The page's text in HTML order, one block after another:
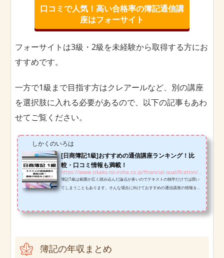
口コミで人気！高い合格率の簿記通信講
座はフォーサイト
フォーサイトは3級・2級を未経験から取得する方にお
すすめです。
一方で1級まで目指す方はクレアールなど、別の講座
を選択肢に入れる必要があるので、以下の記事もあわ
せてご覧ください。
しかくのいろは
[日商簿記1級]おすすめの通信講座ランキング！比
較・口コミ情報も満載！
https://www.sikaku-no-iroha.co.jp/financial-qualification/n1/correspondence-course-n1
簿記1級は範囲が広く踏み込んだ論点が多いのでテキストの独学だけでは躓い
てしまうこともあります。そんな場合に向けておすすめの通信講座の情報をま
簿記の年収まとめ